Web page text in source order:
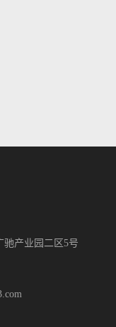
驰产业园二区5号